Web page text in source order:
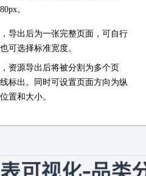
。
导出后为一张完整页面，可自行
可选择标准宽度。
资源导出后将被分割为多个页
标出。同时可设置页面方向为纵
置和大小。